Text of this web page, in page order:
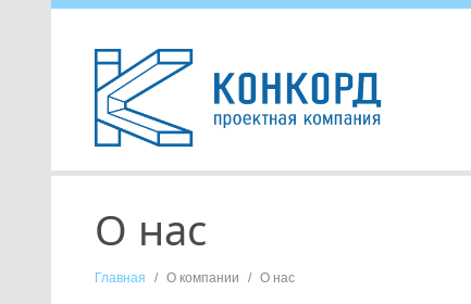
О нас
Главная / О компании / О нас